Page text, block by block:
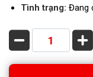
Tình trạng: Đang